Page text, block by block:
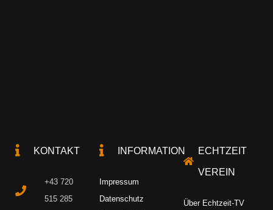
KONTAKT
+43 720
515 285
INFORMATION
Impressum
Datenschutz
ECHTZEIT
VEREIN
Über Echtzeit-TV